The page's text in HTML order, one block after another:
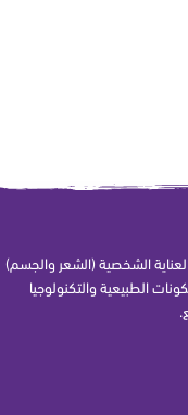
الشخصية (الشعر والجسم)
الطبيعية والتكنولوجيا